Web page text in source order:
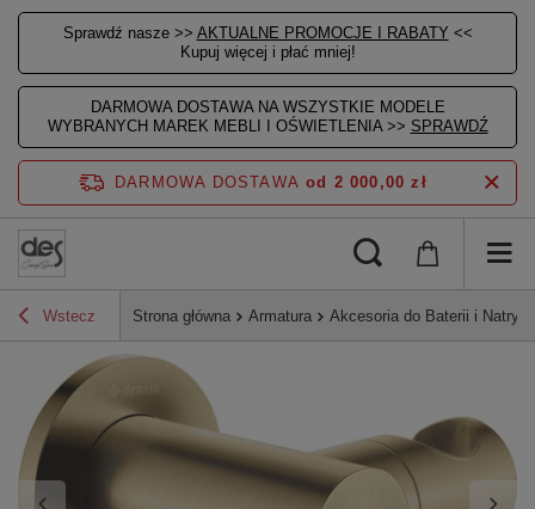
Sprawdź nasze >> AKTUALNE PROMOCJE I RABATY <<
Kupuj więcej i płać mniej!
DARMOWA DOSTAWA NA WSZYSTKIE MODELE
WYBRANYCH MAREK MEBLI I OŚWIETLENIA >> SPRAWDŹ
DARMOWA DOSTAWA od 2 000,00 zł
Wstecz Strona główna Armatura Akcesoria do Baterii i